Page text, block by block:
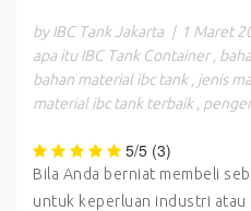
by IBC Tank Jakarta | 1 Maret
apa itu IBC Tank Container
bahan material ibc tank
jenis
material ibc tank terbaik
5/5 (3)
Bila Anda berniat membeli
untuk keperluan industri atau